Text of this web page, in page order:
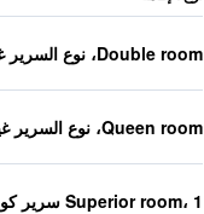
Double room، نوع السرير غير معروف
Queen room، نوع السرير غير معروف
Superior room، 1 سرير كوين